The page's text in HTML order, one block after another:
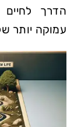
הדרך לחיים
עמוקה יותר